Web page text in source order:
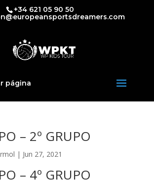
+34 621 05 90 50
página
– 2º GRUPO
| Jun 27, 2021
– 4º GRUPO